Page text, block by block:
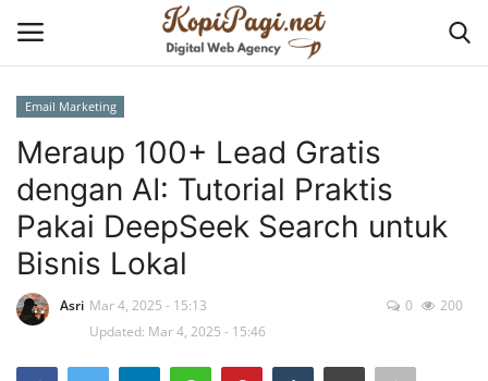
Home
Tentang KopiPagi.net
Contact
Email Marketing
Meraup 100+ Lead Gratis
dengan AI: Tutorial Praktis
Pakai DeepSeek Search untuk
Bisnis Lokal
Asri Mar 4, 2025 - 15:13
Updated: Mar 4, 2025 - 15:46
0 200